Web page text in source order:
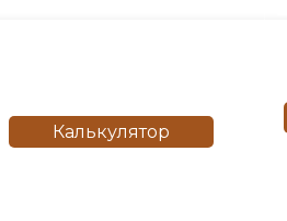
Калькулятор